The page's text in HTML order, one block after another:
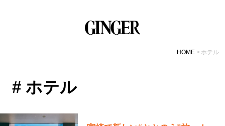
HOME ホテル
# ホテル